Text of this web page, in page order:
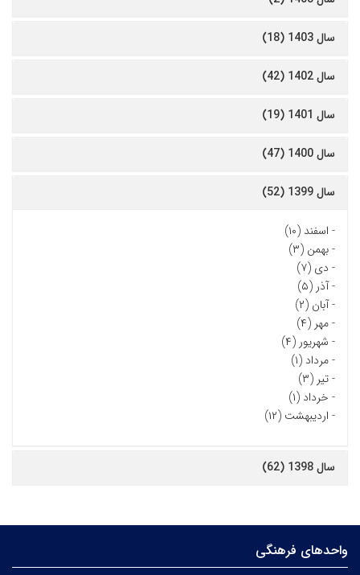
سال 1403 (18)
سال 1402 (42)
سال 1401 (19)
سال 1400 (47)
سال 1399 (52)
- اسفند (۱۰)
-بهمن (۳)
- دی (۷)
-آذر (۵)
-آبان (۲)
-مهر (۴)
- شهریور (۴)
-مرداد (۱)
-تیر (۳)
- خرداد (۱)
- اردیبهشت (۱۲)
سال 1398 (62)
واحدهای فرهنگی